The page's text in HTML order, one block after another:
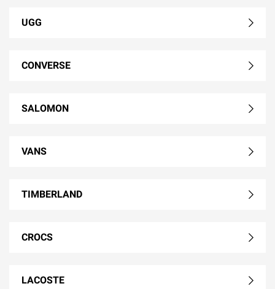
UGG
CONVERSE
SALOMON
VANS
TIMBERLAND
CROCS
LACOSTE